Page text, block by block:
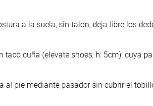
a la suela, sin talón, deja libre los
cuña (elevate shoes, h: 5cm), cuya
al pie mediante pasador sin cubrir el